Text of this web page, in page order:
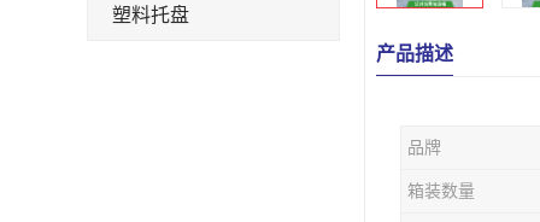
塑料托盘
产品描述
品牌
箱装数量